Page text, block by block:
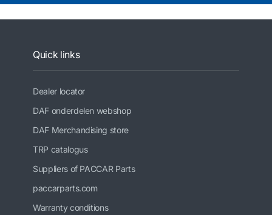
Quick links
Dealer locator
DAF onderdelen webshop
DAF Merchandising store
TRP catalogus
Suppliers of PACCAR Parts
paccarparts.com
Warranty conditions